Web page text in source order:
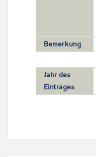
Bemerkung
Jahr des
Eintrages